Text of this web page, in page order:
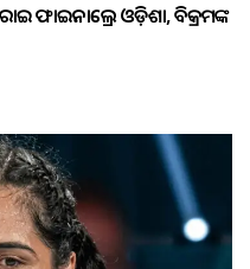
ଫାଇନାଲ୍ରେ ଓଡ଼ିଶା, ବିକ୍ରମଙ୍କ